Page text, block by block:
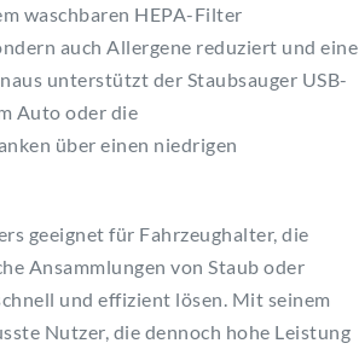
waschbaren HEPA-Filter
auch Allergene reduziert und eine
unterstützt der Staubsauger USB-
Auto oder die
über einen niedrigen
geeignet für Fahrzeughalter, die
Ansammlungen von Staub oder
und effizient lösen. Mit seinem
Nutzer, die dennoch hohe Leistung